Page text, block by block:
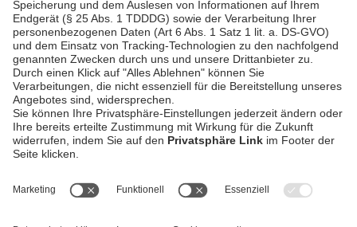
AGB
Datenschutzerklärung